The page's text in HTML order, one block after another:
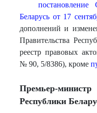
Беларусь от 17
дополнений и
Правительства
реестр правовых
№ 90, 5/8386), кроме
Премьер-министр
Республики